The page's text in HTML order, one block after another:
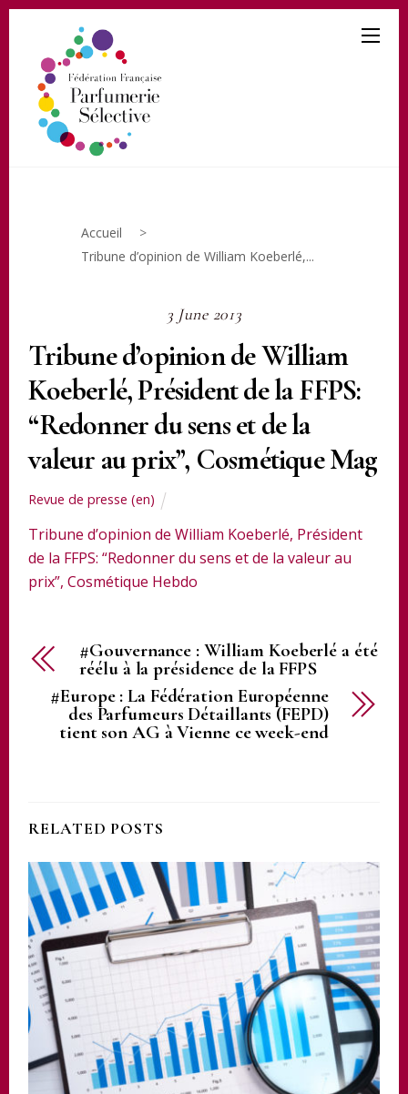
Accueil
>
Tribune d’opinion de William Koeberlé,...
3 June 2013
Tribune d’opinion de William
Koeberlé, Président de la FFPS:
“Redonner du sens et de la
valeur au prix”, Cosmétique Mag
Revue de presse (en)
Tribune d’opinion de William Koeberlé, Président
de la FFPS: “Redonner du sens et de la valeur au
prix”, Cosmétique Hebdo
#Gouvernance : William Koeberlé a été
réélu à la présidence de la FFPS
#Europe : La Fédération Européenne
des Parfumeurs Détaillants (FEPD)
tient son AG à Vienne ce week-end
RELATED POSTS